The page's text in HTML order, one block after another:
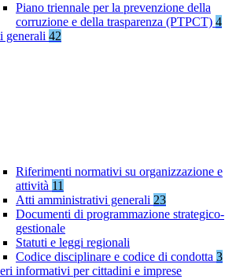
Piano triennale per la prevenzione della
corruzione e della trasparenza (PTPCT) 4
generali 42
Riferimenti normativi su organizzazione e
attività 11
Atti amministrativi generali 23
Documenti di programmazione strategico-
gestionale
Statuti e leggi regionali
Codice disciplinare e codice di condotta 3
informativi per cittadini e imprese